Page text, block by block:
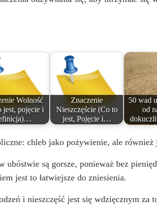
e
o
Wolność
jest, pojęcie i
Znaczenie
Nieszczęście (Co to
jest, Pojęcie i…
50 wad
od
chleb jako pożywienie, ale również
są gorsze, ponieważ bez
jest to łatwiejsze do zniesienia.
i nieszczęść jest się wdzięcznym za